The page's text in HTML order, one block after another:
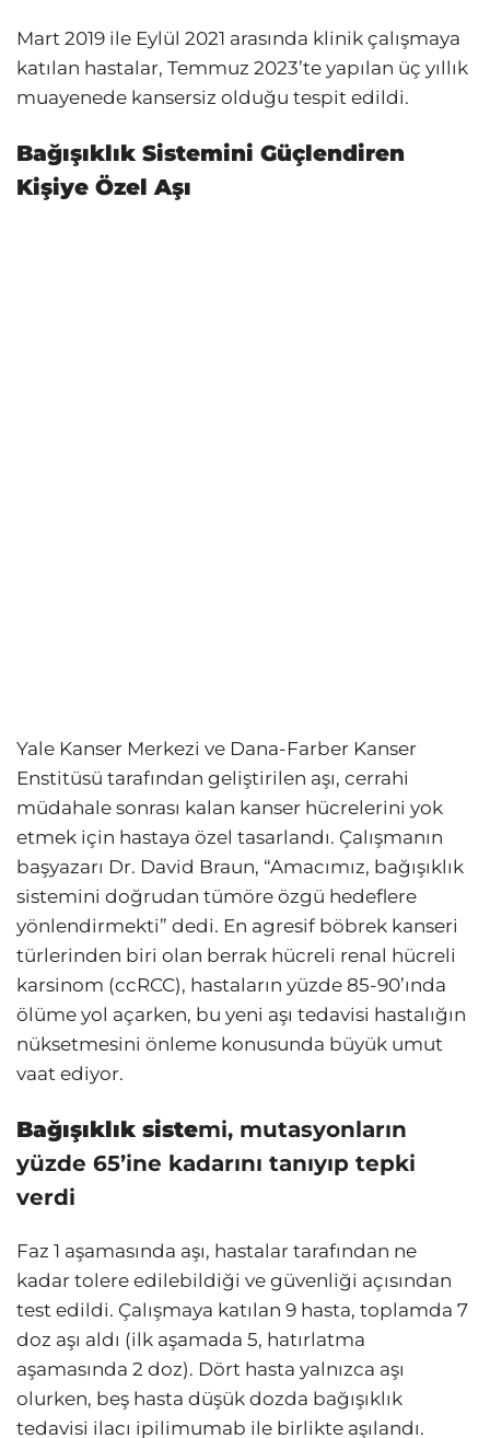
Mart 2019 ile Eylül 2021 arasında klinik çalışmaya
katılan hastalar, Temmuz 2023’te yapılan üç yıllık
muayenede kansersiz olduğu tespit edildi.
Bağışıklık Sistemini Güçlendiren
Kişiye Özel Aşı
Yale Kanser Merkezi ve Dana-Farber Kanser
Enstitüsü tarafından geliştirilen aşı, cerrahi
müdahale sonrası kalan kanser hücrelerini yok
etmek için hastaya özel tasarlandı. Çalışmanın
başyazarı Dr. David Braun, “Amacımız, bağışıklık
sistemini doğrudan tümöre özgü hedeflere
yönlendirmekti” dedi. En agresif böbrek kanseri
türlerinden biri olan berrak hücreli renal hücreli
karsinom (ccRCC), hastaların yüzde 85-90’ında
ölüme yol açarken, bu yeni aşı tedavisi hastalığın
nüksetmesini önleme konusunda büyük umut
vaat ediyor.
Bağışıklık sistemi, mutasyonların
yüzde 65’ine kadarını tanıyıp tepki
verdi
Faz 1 aşamasında aşı, hastalar tarafından ne
kadar tolere edilebildiği ve güvenliği açısından
test edildi. Çalışmaya katılan 9 hasta, toplamda 7
doz aşı aldı (ilk aşamada 5, hatırlatma
aşamasında 2 doz). Dört hasta yalnızca aşı
olurken, beş hasta düşük dozda bağışıklık
tedavisi ilacı ipilimumab ile birlikte aşılandı.